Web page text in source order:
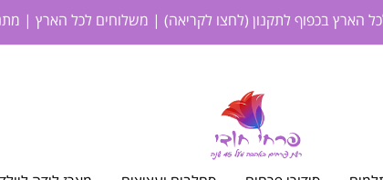
הארץ בכפוף לתקנון (לחצו לקריאה) | משלוחים לכל הארץ |